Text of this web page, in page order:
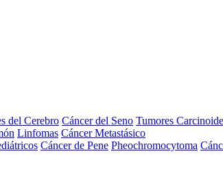
del Cerebro Cáncer del Seno Tumores Carcinoide
Linfomas Cáncer Metastásico
Cáncer de Pene Pheochromocytoma